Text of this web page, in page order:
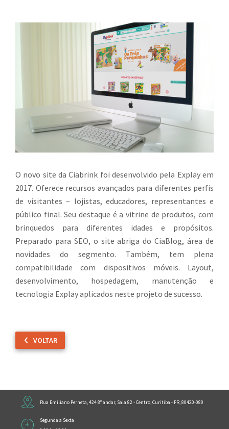
O novo site da Ciabrink foi desenvolvido pela Explay em
2017. Oferece recursos avançados para diferentes perfis
de visitantes – lojistas, educadores, representantes e
público final. Seu destaque é a vitrine de produtos, com
brinquedos para diferentes idades e propósitos.
Preparado para SEO, o site abriga do CiaBlog, área de
novidades do segmento. Também, tem plena
compatibilidade com dispositivos móveis. Layout,
desenvolvimento, hospedagem, manutenção e
tecnologia Explay aplicados neste projeto de sucesso.
VOLTAR
Rua Emiliano Perneta, 424 8º andar, Sala 82 - Centro, Curitiba - PR, 80420-080
Segunda a Sexta